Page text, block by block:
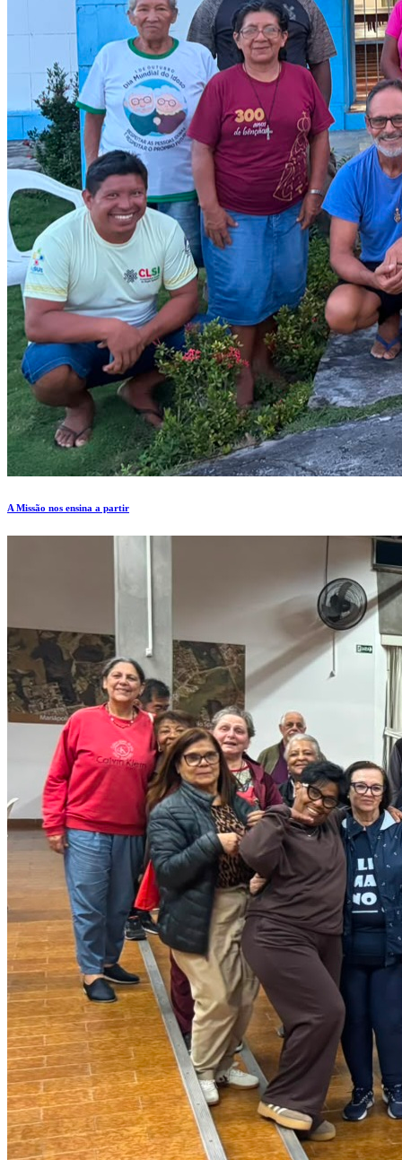
A Missão nos ensina a partir